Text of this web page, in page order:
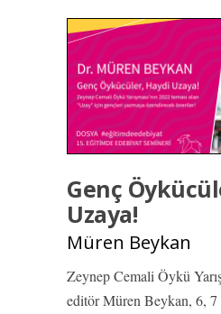
Genç
Uzaya!
Müren Beykan
Zeynep Cemali Öykü
editör Müren Beykan, 6, 7